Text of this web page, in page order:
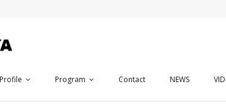
Profile Program Contact NEWS